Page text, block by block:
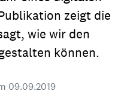
zeigt die
wie wir den
können.
09.09.2019